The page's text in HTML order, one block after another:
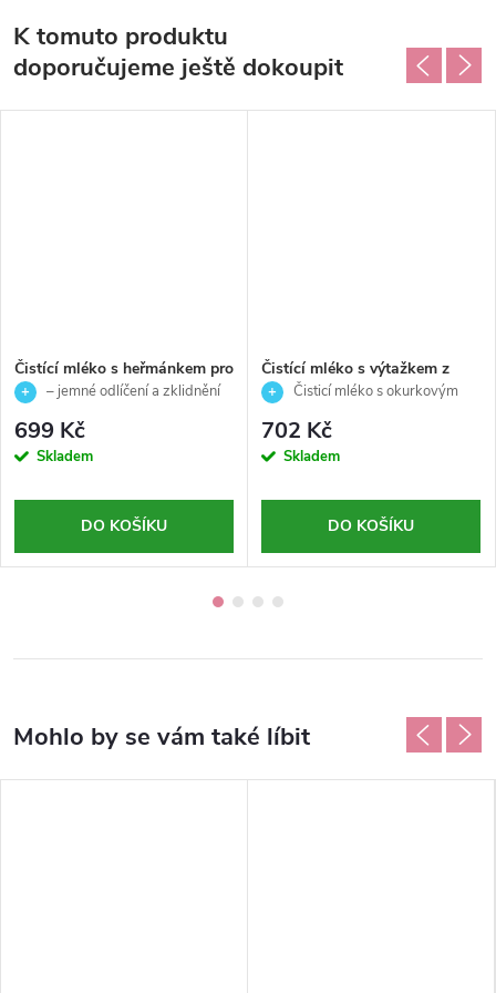
K tomuto produktu
doporučujeme ještě dokoupit
Čistící mléko s heřmánkem pro
všechny typy pleťi - Essential –
– jemné odlíčení a zklidnění
699 Kč
Skladem
DO KOŠÍKU
Čistící mléko s výtažkem z
okurky pro mastnou až
Skeyndor - 250 ml
Čisticí mléko s okurkovým
zmatněnou pleť
702 Kč
Skladem
DO KOŠÍKU